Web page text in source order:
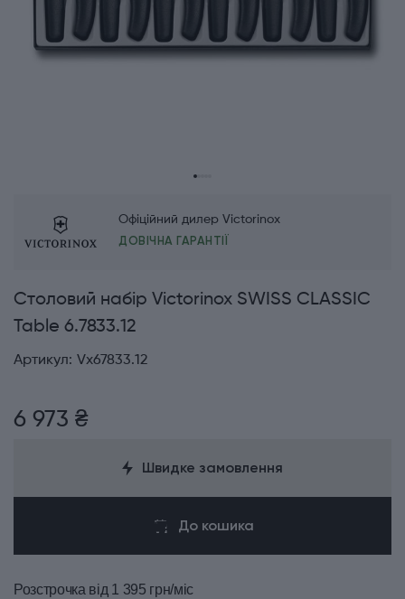
Офіційний дилер Victorinox
ДОВІЧНА ГАРАНТІЇ
Столовий набір Victorinox SWISS CLASSIC
Table 6.7833.12
Артикул: Vx67833.12
6 973 ₴
Швидке замовлення
До кошика
Розстрочка від 1 395 грн/міс